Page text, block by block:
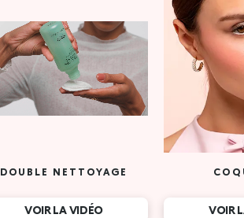
DOUBLE NETTOYAGE
VOIR LA VIDÉO VOIR